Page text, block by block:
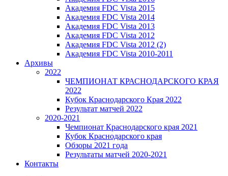
Академия FDC Vista 2015
Академия FDC Vista 2014
Академия FDC Vista 2013
Академия FDC Vista 2012
Академия FDC Vista 2012 (2)
Академия FDC Vista 2010-2011
Архивы
2022
ЧЕМПИОНАТ КРАСНОДАРСКОГО КРАЯ
2022
Кубок Краснодарского Края 2022
Результат матчей 2022
2020-2021
Чемпионат Краснодарского края 2021
Кубок Краснодарского края
Обзоры 2021 года
Результаты матчей 2020-2021
Контакты